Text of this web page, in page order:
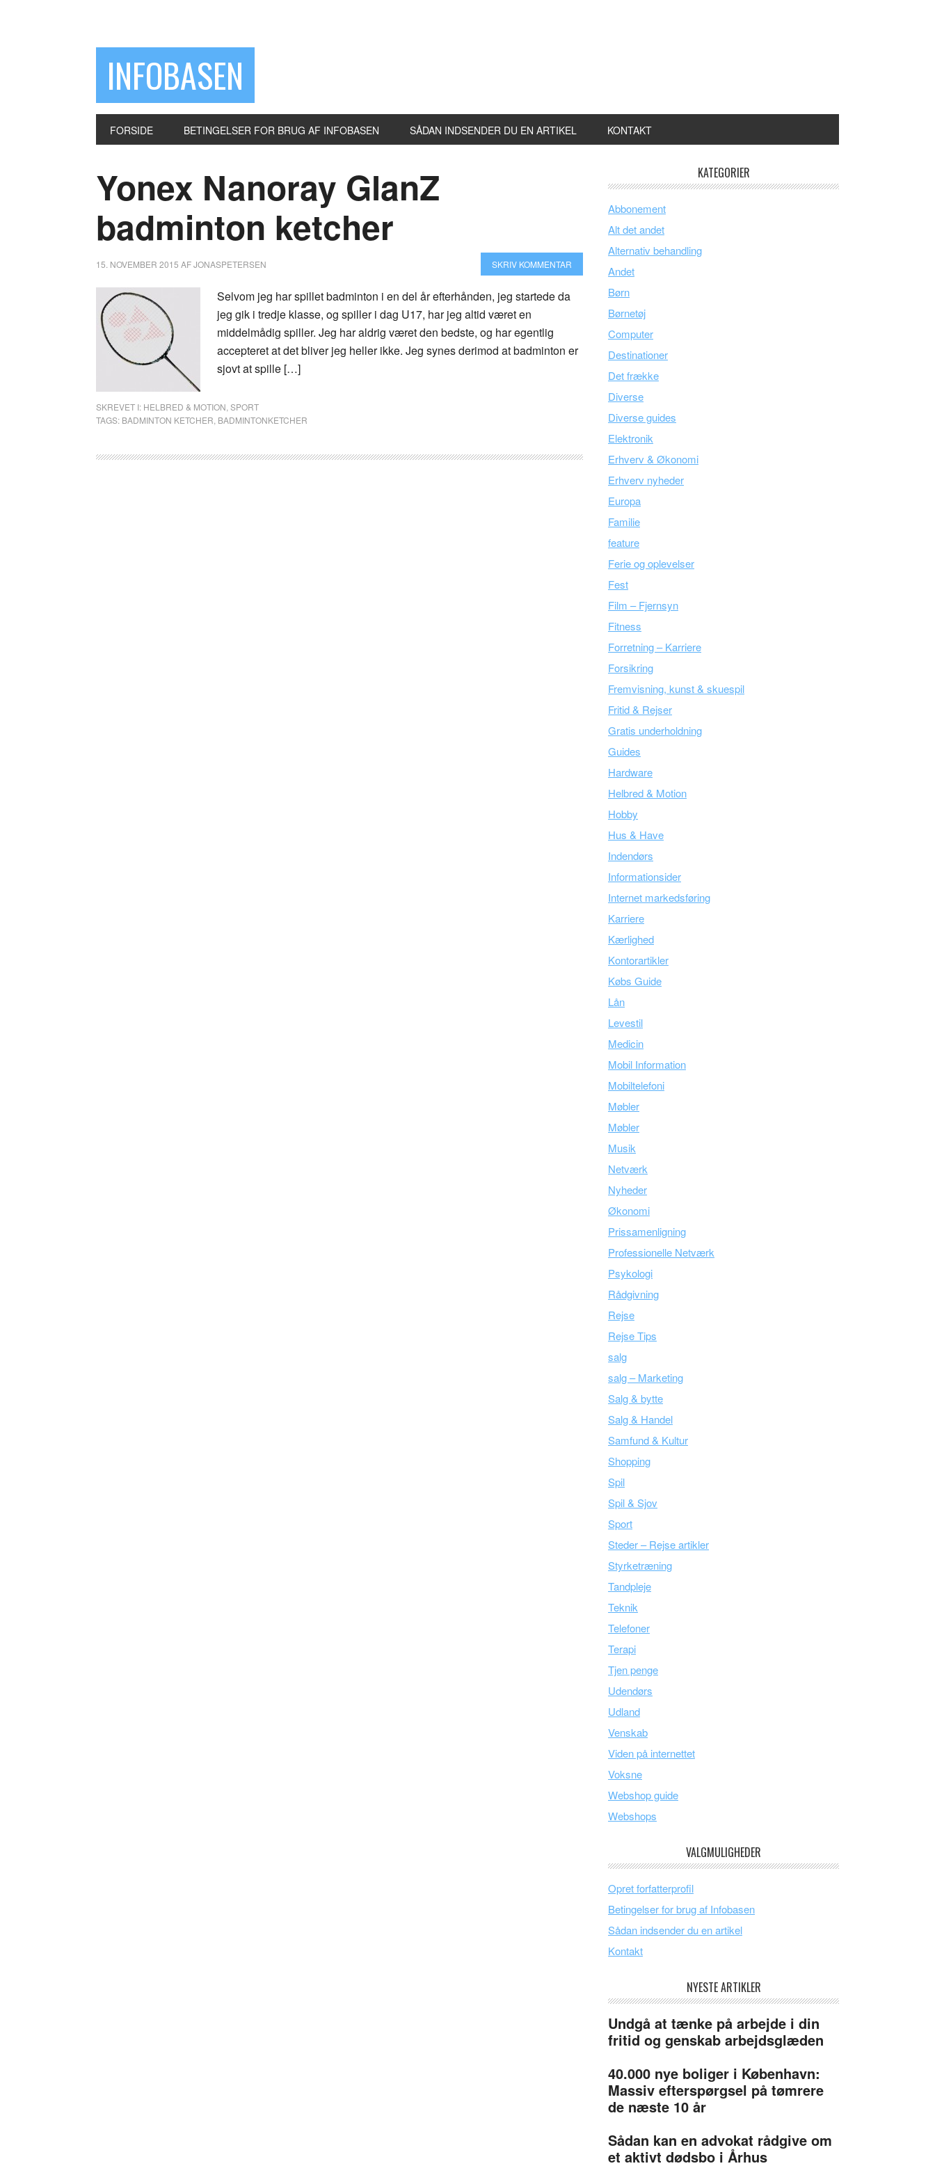
INFOBASEN
FORSIDE BETINGELSER FOR BRUG AF INFOBASEN SÅDAN INDSENDER DU EN ARTIKEL KONTAKT
Yonex Nanoray GlanZ
badminton ketcher
15. NOVEMBER 2015 AFJONASPETERSEN SKRIV KOMMENTAR
Selvom jeg har spillet badminton i en del år efterhånden, jeg startede da
jeg gik i tredje klasse, og spiller i dag U17, har jeg altid været en
middelmådig spiller. Jeg har aldrig været den bedste, og har egentlig
accepteret at det bliver jeg heller ikke. Jeg synes derimod at badminton er
sjovt at spille […]
SKREVET I: HELBRED & MOTION SPORT
TAGS: BADMINTON KETCHER BADMINTONKETCHER
KATEGORIER
Abbonement
Alt det andet
Alternativ behandling
Andet
Børn
Børnetøj
Computer
Destinationer
Det frække
Diverse
Diverse guides
Elektronik
Erhverv & Økonomi
Erhverv nyheder
Europa
Familie
feature
Ferie og oplevelser
Fest
Film – Fjernsyn
Fitness
Forretning – Karriere
Forsikring
Fremvisning, kunst & skuespil
Fritid & Rejser
Gratis underholdning
Guides
Hardware
Helbred & Motion
Hobby
Hus & Have
Indendørs
Informationsider
Internet markedsføring
Karriere
Kærlighed
Kontorartikler
Købs Guide
Lån
Levestil
Medicin
Mobil Information
Mobiltelefoni
Møbler
Møbler
Musik
Netværk
Nyheder
Økonomi
Prissamenligning
Professionelle Netværk
Psykologi
Rådgivning
Rejse
Rejse Tips
salg
salg – Marketing
Salg & bytte
Salg & Handel
Samfund & Kultur
Shopping
Spil
Spil & Sjov
Sport
Steder – Rejse artikler
Styrketræning
Tandpleje
Teknik
Telefoner
Terapi
Tjen penge
Udendørs
Udland
Venskab
Viden på internettet
Voksne
Webshop guide
Webshops
VALGMULIGHEDER
Opret forfatterprofil
Betingelser for brug af Infobasen
Sådan indsender du en artikel
Kontakt
NYESTE ARTIKLER
Undgå at tænke på arbejde i din
fritid og genskab arbejdsglæden
40.000 nye boliger i København:
Massiv efterspørgsel på tømrere
de næste 10 år
Sådan kan en advokat rådgive om
et aktivt dødsbo i Århus